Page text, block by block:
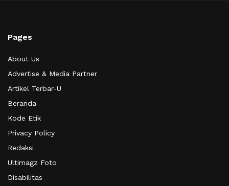
Pages
About Us
Advertise & Media Partner
Artikel Terbar-U
Beranda
Kode Etik
Privacy Policy
Redaksi
Ultimagz Foto
Disabilitas